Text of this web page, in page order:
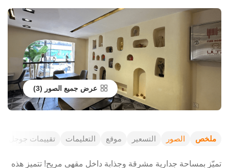
عرض جميع الصور
ملخص الصور التسعير موقع التعليمات تقييمات جوجل
تميّز بمساحة جدارية مشرقة وجذابة داخل مقهى مريح! تتميز هذه